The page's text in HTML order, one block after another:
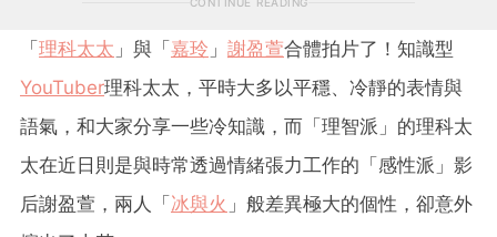
「理科太太 」與「嘉玲 」 謝盈萱合體拍片了！知識型
YouTuber理科太太，平時大多以平穩、冷靜的表情與
語氣，和大家分享一些冷知識，而「理智派」的理科太
太在近日則是與時常透過情緒張力工作的「感性派」影
后謝盈萱，兩人「冰與火 」般差異極大的個性，卻意外